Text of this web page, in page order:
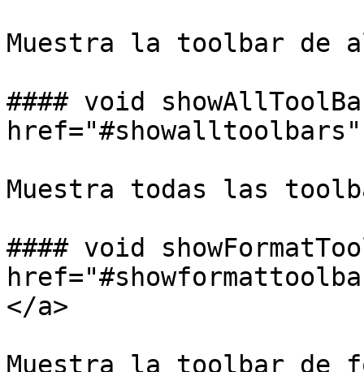
Muestra la toolbar de
#### void
Muestra todas las
#### void
</a>
Muestra la toolbar de